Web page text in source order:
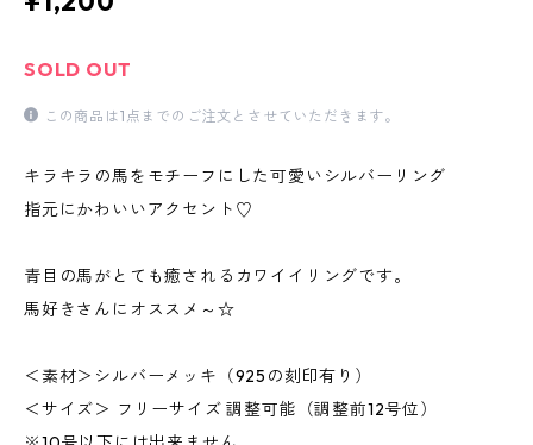
SOLD OUT
この商品は1点までのご注文とさせていただきます。
キラキラの馬をモチーフにした可愛いシルバーリング
指元にかわいいアクセント♡
青目の馬がとても癒されるカワイイリングです。
馬好きさんにオススメ～☆
＜素材＞シルバーメッキ（925の刻印有り）
＜サイズ＞ フリーサイズ 調整可能（調整前12号位）